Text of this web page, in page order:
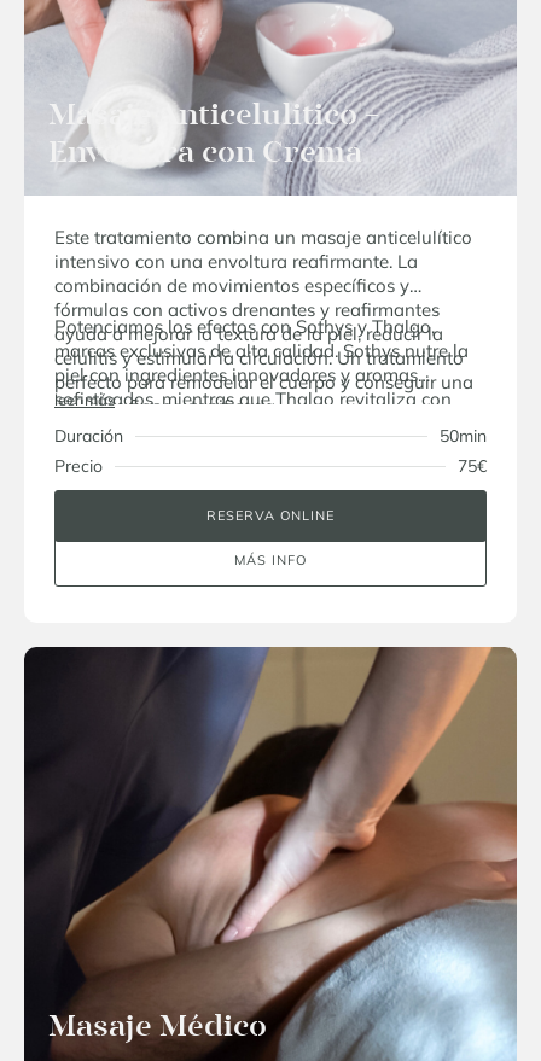
Masaje Anticelulitico +
Envoltura con Crema
Este tratamiento combina un masaje anticelulítico
intensivo con una envoltura reafirmante. La
combinación de movimientos específicos y
fórmulas con activos drenantes y reafirmantes
ayuda a mejorar la textura de la piel, reducir la
celulitis y estimular la circulación. Un tratamiento
perfecto para remodelar el cuerpo y conseguir una
piel más firme y tonificada.
Potenciamos los efectos con Sothys y Thalgo,
marcas exclusivas de alta calidad. Sothys nutre la
piel con ingredientes innovadores y aromas
sofisticados, mientras que Thalgo revitaliza con
activos marinos, brindando frescura y bienestar.
leer más
Duración
50min
Precio
75€
RESERVA ONLINE
MÁS INFO
Masaje Médico